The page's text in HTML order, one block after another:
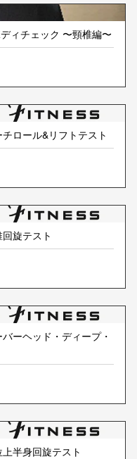
ィチェック 〜頸椎編〜
ロール&リフトテスト
旋テスト
ーヘッド・ディープ・
半身回旋テスト